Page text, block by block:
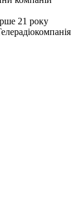
21 року